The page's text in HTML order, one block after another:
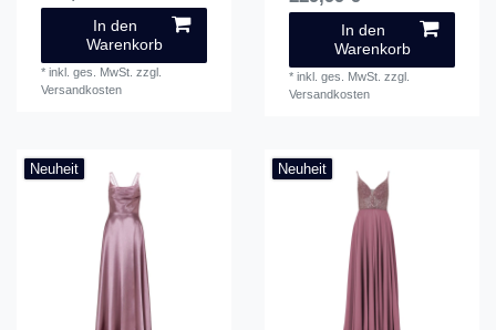
In den
Warenkorb
*inkl. ges. MwSt. zzgl.
Versandkosten
In den
Warenkorb
*inkl. ges. MwSt. zzgl.
Versandkosten
Neuheit Neuheit